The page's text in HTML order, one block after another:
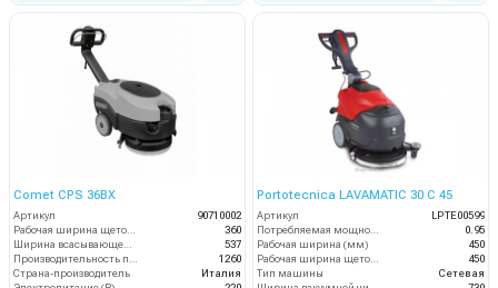
Comet CPS 36BX
Артикул
90710002
Рабочая ширина щеток (мм)
360
Ширина всасывающей балки (мм)
537
Производительность по площади (м2/ч)
1260
Страна-производитель
Италия
Portotecnica LAVAMATIC 30 С 45
Артикул
LPTE00599
Потребляемая мощность (кВт)
0.95
Рабочая ширина (мм)
450
Рабочая ширина щеток (мм)
450
Тип машины
Сетевая